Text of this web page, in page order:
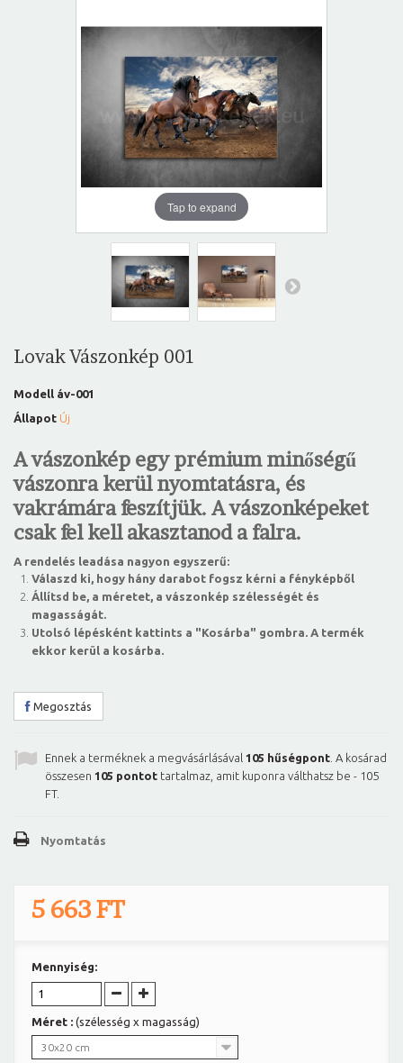
Tap to expand
Lovak Vászonkép 001
Modell áv-001
Állapot Új
A vászonkép egy prémium minőségű
vászonra kerül nyomtatásra, és
vakrámára feszítjük. A vászonképeket
csak fel kell akasztanod a falra.
A rendelés leadása nagyon egyszerű:
Válaszd ki, hogy hány darabot fogsz kérni a fényképből
Állítsd be, a méretet, a vászonkép szélességét és
magasságát.
Utolsó lépésként kattints a "Kosárba" gombra. A termék
ekkor kerül a kosárba.
Megosztás
Ennek a terméknek a megvásárlásával 105 hűségpont . A kosárad
összesen 105 pontot tartalmaz, amit kuponra válthatsz be - 105
FT.
Nyomtatás
5 663 FT
Mennyiség:
Méret : (szélesség x magasság)
30x20 cm